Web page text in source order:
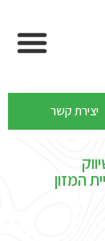
יצירת קשר
המזון